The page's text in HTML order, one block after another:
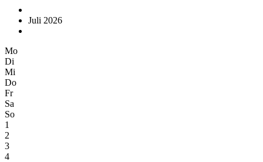
Juli 2026
Mo
Di
Mi
Do
Fr
Sa
So
1
2
3
4